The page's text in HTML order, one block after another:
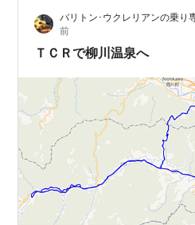
び）地区から見た市街地、結
アピンコーナー 指が写っちゃ
田です 日本の棚田…
バリトン･ウクレリアンの乗り
前
ＴＣＲで柳川温泉へ